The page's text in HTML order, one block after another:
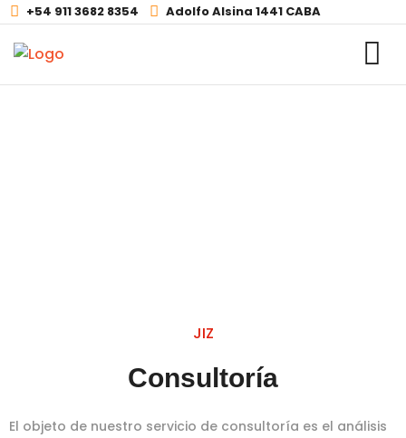
+54 911 3682 8354 Adolfo Alsina 1441 CABA
JIZ
Consultoría
El objeto de nuestro servicio de consultoría es el análisis